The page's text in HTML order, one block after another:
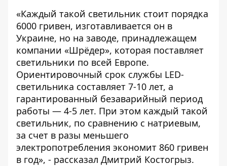
«Каждый такой светильник стоит порядка
6000 гривен, изготавливается он в
Украине, но на заводе, принадлежащем
компании «Шрёдер», которая поставляет
светильники по всей Европе.
Ориентировочный срок службы LED-
светильника составляет 7-10 лет, а
гарантированный безаварийный период
работы — 4-5 лет. При этом каждый такой
светильник, по сравнению с натриевым,
за счет в разы меньшего
электропотребления экономит 860 гривен
в год», - рассказал Дмитрий Костогрыз.